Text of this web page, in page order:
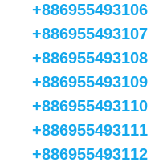
+886955493106
+886955493107
+886955493108
+886955493109
+886955493110
+886955493111
+886955493112